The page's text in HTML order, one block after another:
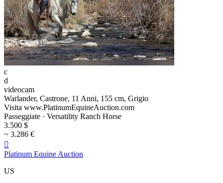
c
d
videocam
Warlander, Castrone, 11 Anni, 155 cm, Grigio
Visita www.PlatinumEquineAuction.com
Passeggiate · Versatility Ranch Horse
3.500 $
~ 3.286 €

Platinum Equine Auction
US